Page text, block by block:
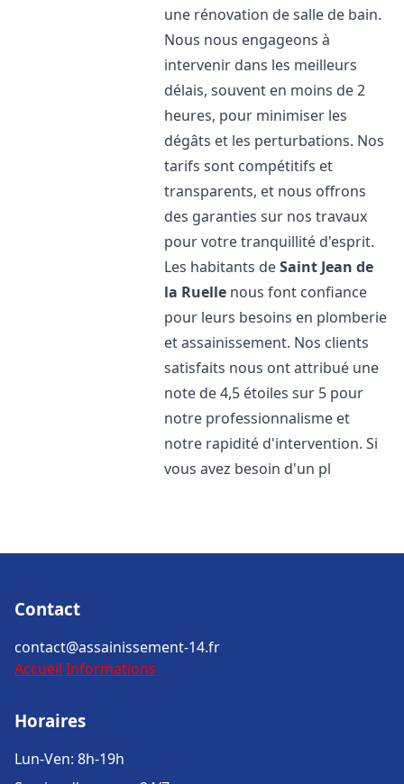
une rénovation de salle de bain.
Nous nous engageons à
intervenir dans les meilleurs
délais, souvent en moins de 2
heures, pour minimiser les
dégâts et les perturbations. Nos
tarifs sont compétitifs et
transparents, et nous offrons
des garanties sur nos travaux
pour votre tranquillité d'esprit.
Les habitants deSaint Jean de
la Ruelle nous font confiance
pour leurs besoins en plomberie
et assainissement. Nos clients
satisfaits nous ont attribué une
note de 4,5 étoiles sur 5 pour
notre professionnalisme et
notre rapidité d'intervention. Si
vous avez besoin d'un pl
Contact
contact@assainissement-14.fr
Accueil Informations
Horaires
Lun-Ven: 8h-19h